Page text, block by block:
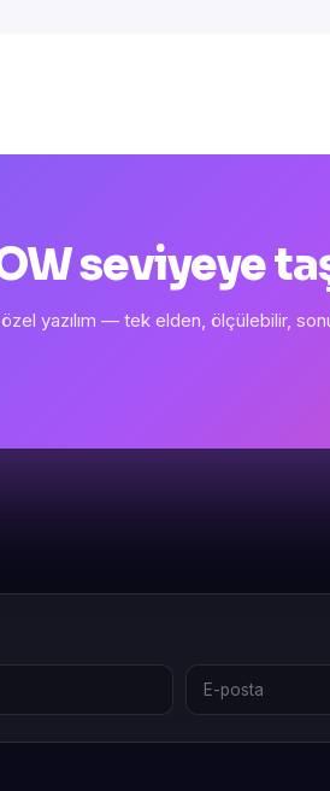
seviyeye
yazılım — tek elden, ölçülebilir,